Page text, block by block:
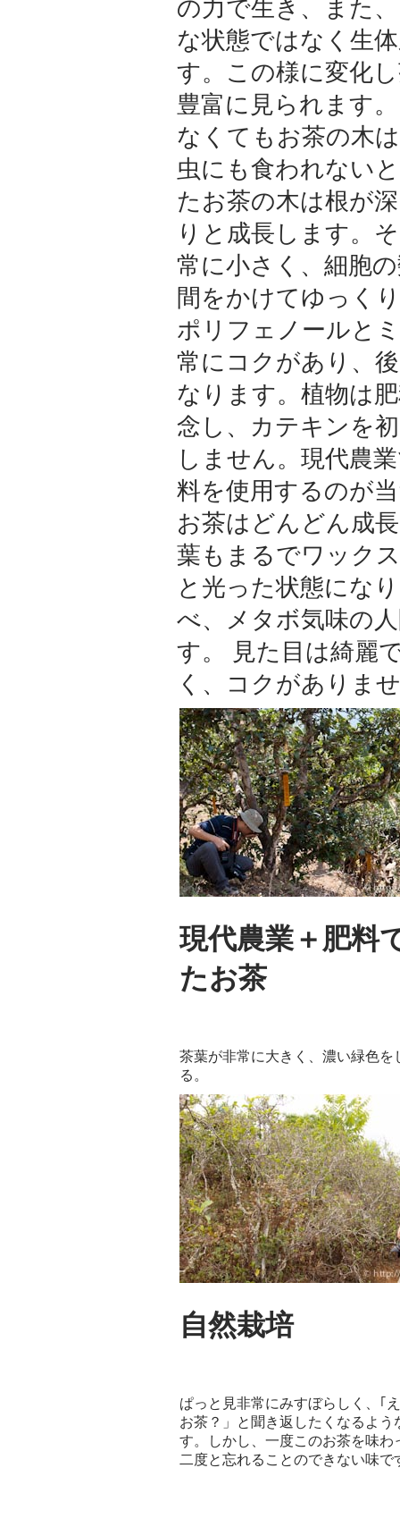
の力で生き、また
な状態ではなく生
す。この様に変化
豊富に見られます
なくてもお茶の木
虫にも食われない
たお茶の木は根が
りと成長します。
常に小さく、細胞
間をかけてゆっく
ポリフェノールと
常にコクがあり、
なります。植物は
念し、カテキンを
しません。現代農
料を使用するのが
お茶はどんどん成
葉もまるでワック
と光った状態にな
べ、メタボ気味の
す。 見た目は綺麗
く、コクがありま
現代農業＋肥料
たお茶
茶葉が非常に大きく、濃い緑色を
る。
自然栽培
ぱっと見非常にみすぼらしく、｢
お茶？」と聞き返したくなるよう
す。しかし、一度このお茶を味わ
二度と忘れることのできない味で